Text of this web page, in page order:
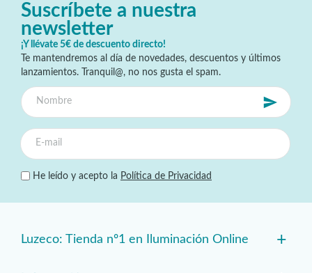
Suscríbete a nuestra
newsletter
¡Y llévate 5€ de descuento directo!
Te mantendremos al día de novedades, descuentos y últimos
lanzamientos. Tranquil@, no nos gusta el spam.
He leído y acepto la Política de Privacidad
Luzeco: Tienda nº1 en Iluminación Online +